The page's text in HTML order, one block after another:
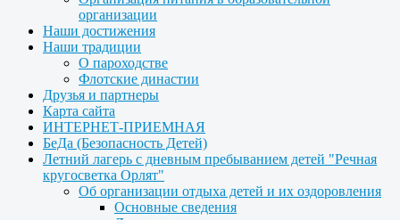
организации
Наши достижения
Наши традиции
О пароходстве
Флотские династии
Друзья и партнеры
Карта сайта
ИНТЕРНЕТ-ПРИЕМНАЯ
БеДа (Безопасность Детей)
Летний лагерь с дневным пребыванием детей "Речная
кругосветка Орлят"
Об организации отдыха детей и их оздоровления
Основные сведения